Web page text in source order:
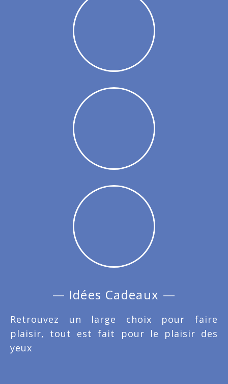
— Idées Cadeaux —
Retrouvez un large choix pour faire
plaisir, tout est fait pour le plaisir des
yeux